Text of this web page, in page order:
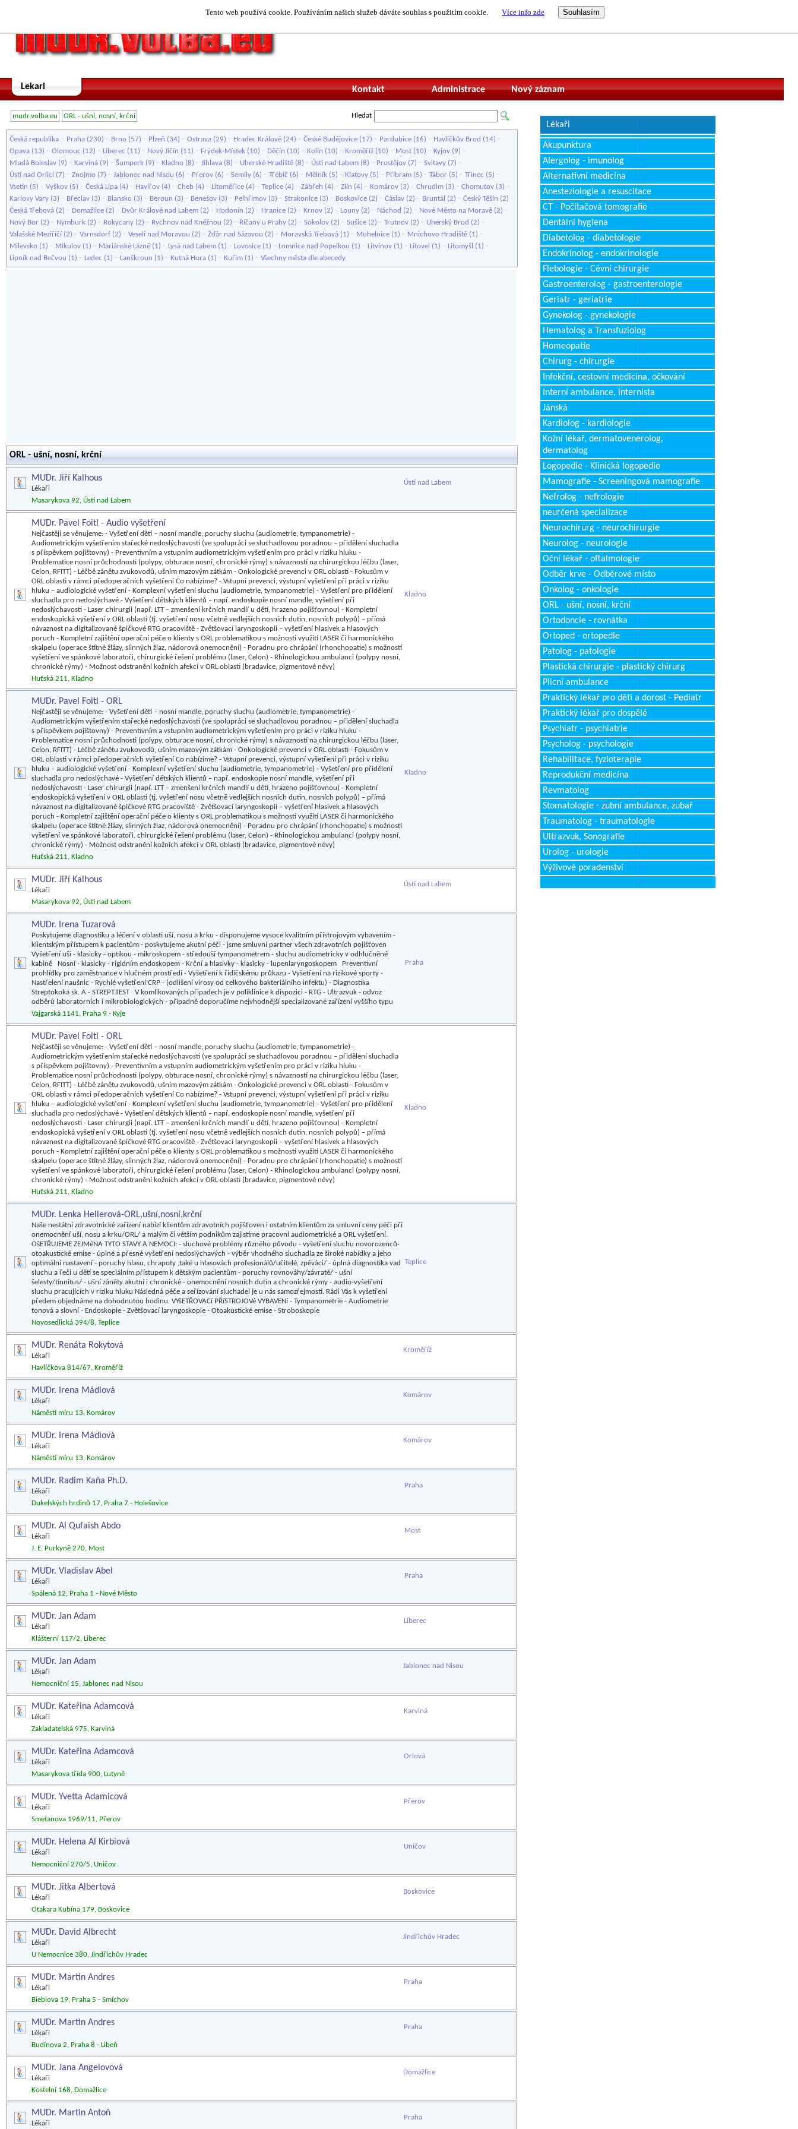
Tento web používá cookie. Používáním našich služeb dáváte souhlas s použitím cookie. Více info zde
Lekari Nový záznam
Administrace
Kontakt
mudr.volba.eu ORL - ušní, nosní, krční Hledat
Česká republika - Praha (230) - Brno (57) - Plzeň (34) - Ostrava (29) - Hradec Králové (24) - České Budějovice (17) - Pardubice (16) - Havlíčkův Brod (14) -
Opava (13) - Olomouc (12) - Liberec (11) - Nový Jičín (11) - Frýdek-Místek (10) - Děčín (10) - Kolín (10) - Kroměříž (10) - Most (10) - Kyjov (9) -
Mladá Boleslav (9) - Karviná (9) - Šumperk (9) - Kladno (8) - Jihlava (8) - Uherské Hradiště (8) - Ústí nad Labem (8) - Prostějov (7) - Svitavy (7) -
Ústí nad Orlicí (7) - Znojmo (7) - Jablonec nad Nisou (6) - Přerov (6) - Semily (6) - Třebíč (6) - Mělník (5) - Klatovy (5) - Příbram (5) - Tábor (5) - Třinec (5) -
Vsetín (5) - Vyškov (5) - Česká Lípa (4) - Havířov (4) - Cheb (4) - Litoměřice (4) - Teplice (4) - Zábřeh (4) - Zlín (4) - Komárov (3) - Chrudim (3) - Chomutov (3) -
Karlovy Vary (3) - Břeclav (3) - Blansko (3) - Beroun (3) - Benešov (3) - Pelhřimov (3) - Strakonice (3) - Boskovice (2) - Čáslav (2) - Bruntál (2) - Český Těšín (2) -
Česká Třebová (2) - Domažlice (2) - Dvůr Králové nad Labem (2) - Hodonín (2) - Hranice (2) - Krnov (2) - Louny (2) - Náchod (2) - Nové Město na Moravě (2) -
Nový Bor (2) - Nymburk (2) - Rokycany (2) - Rychnov nad Kněžnou (2) - Říčany u Prahy (2) - Sokolov (2) - Sušice (2) - Trutnov (2) - Uherský Brod (2) -
Valašské Meziříčí (2) - Varnsdorf (2) - Veselí nad Moravou (2) - Žďár nad Sázavou (2) - Moravská Třebová (1) - Mohelnice (1) - Mnichovo Hradiště (1) -
Milevsko (1) - Mikulov (1) - Mariánské Lázně (1) - Lysá nad Labem (1) - Lovosice (1) - Lomnice nad Popelkou (1) - Litvínov (1) - Litovel (1) - Litomyšl (1) -
Lipník nad Bečvou (1) - Ledec (1) - Lanškroun (1) - Kutná Hora (1) - Kuřim (1) - Všechny města dle abecedy
ORL - ušní, nosní, krční
MUDr. Jiří Kalhous
Lékaři
Ústí nad Labem
Masarykova 92, Ústí nad Labem
MUDr. Pavel Foitl - Audio vyšetření
Nejčastěji se věnujeme: - Vyšetření dětí – nosní mandle, poruchy sluchu (audiometrie, tympanometrie) -
Audiometrickým vyšetřením stařecké nedoslýchavosti (ve spolupráci se sluchadlovou poradnou – přidělení sluchadla
s příspěvkem pojištovny) - Preventivním a vstupním audiometrickým vyšetřením pro práci v riziku hluku -
Problematice nosní průchodnosti (polypy, obturace nosní, chronické rýmy) s návazností na chirurgickou léčbu (laser,
Celon, RFITT) - Léčbě zánětu zvukovodů, ušním mazovým zátkám - Onkologické prevenci v ORL oblasti - Fokusům v
ORL oblasti v rámci předoperačních vyšetření Co nabízíme? - Vstupní prevenci, výstupní vyšetření při práci v riziku
hluku – audiologické vyšetření - Komplexní vyšetření sluchu (audiometrie, tympanometrie) - Vyšetření pro přidělení
sluchadla pro nedoslýchavé - Vyšetření dětských klientů – např. endoskopie nosní mandle, vyšetření při
nedoslýchavosti - Laser chirurgii (např. LTT – zmenšení krčních mandlí u dětí, hrazeno pojišťovnou) - Kompletní
endoskopická vyšetření v ORL oblasti (tj. vyšetření nosu včetně vedlejších nosních dutin, nosních polypů) – přímá
návaznost na digitalizované špičkové RTG pracoviště - Zvětšovací laryngoskopii – vyšetření hlasivek a hlasových
poruch - Kompletní zajištění operační péče o klienty s ORL problematikou s možností využití LASER či harmonického
skalpelu (operace štítné žlázy, slinných žlaz, nádorová onemocnění) - Poradnu pro chrápání (rhonchopatie) s možností
vyšetření ve spánkové laboratoři, chirurgické řešení problému (laser, Celon) - Rhinologickou ambulanci (polypy nosní,
chronické rýmy) - Možnost odstranění kožních afekcí v ORL oblasti (bradavice, pigmentové névy)
Kladno
Huťská 211, Kladno
MUDr. Pavel Foitl - ORL
Nejčastěji se věnujeme: - Vyšetření dětí – nosní mandle, poruchy sluchu (audiometrie, tympanometrie) -
Audiometrickým vyšetřením stařecké nedoslýchavosti (ve spolupráci se sluchadlovou poradnou – přidělení sluchadla
s příspěvkem pojištovny) - Preventivním a vstupním audiometrickým vyšetřením pro práci v riziku hluku -
Problematice nosní průchodnosti (polypy, obturace nosní, chronické rýmy) s návazností na chirurgickou léčbu (laser,
Celon, RFITT) - Léčbě zánětu zvukovodů, ušním mazovým zátkám - Onkologické prevenci v ORL oblasti - Fokusům v
ORL oblasti v rámci předoperačních vyšetření Co nabízíme? - Vstupní prevenci, výstupní vyšetření při práci v riziku
hluku – audiologické vyšetření - Komplexní vyšetření sluchu (audiometrie, tympanometrie) - Vyšetření pro přidělení
sluchadla pro nedoslýchavé - Vyšetření dětských klientů – např. endoskopie nosní mandle, vyšetření při
nedoslýchavosti - Laser chirurgii (např. LTT – zmenšení krčních mandlí u dětí, hrazeno pojišťovnou) - Kompletní
endoskopická vyšetření v ORL oblasti (tj. vyšetření nosu včetně vedlejších nosních dutin, nosních polypů) – přímá
návaznost na digitalizované špičkové RTG pracoviště - Zvětšovací laryngoskopii – vyšetření hlasivek a hlasových
poruch - Kompletní zajištění operační péče o klienty s ORL problematikou s možností využití LASER či harmonického
skalpelu (operace štítné žlázy, slinných žlaz, nádorová onemocnění) - Poradnu pro chrápání (rhonchopatie) s možností
vyšetření ve spánkové laboratoři, chirurgické řešení problému (laser, Celon) - Rhinologickou ambulanci (polypy nosní,
chronické rýmy) - Možnost odstranění kožních afekcí v ORL oblasti (bradavice, pigmentové névy)
Kladno
Huťská 211, Kladno
MUDr. Jiří Kalhous
Lékaři
Ústí nad Labem
Masarykova 92, Ústí nad Labem
MUDr. Irena Tuzarová
Poskytujeme diagnostiku a léčení v oblasti uší, nosu a krku - disponujeme vysoce kvalitním přístrojovým vybavením -
klientským přístupem k pacientům - poskytujeme akutní péči - jsme smluvní partner všech zdravotních pojišťoven
Vyšetření uší - klasicky - optikou - mikroskopem - středouší tympanometrem - sluchu audiometricky v odhlučněné
kabině Nosní - klasicky - rigidním endoskopem - Krční a hlasivky - klasicky - lupenlaryngoskopem Preventivní
prohlídky pro zaměstnance v hlučném prostředí - Vyšetření k řidičskému průkazu - Vyšetření na rizikové sporty -
Nastřelení naušnic - Rychlé vyšetření CRP - (odlišení virosy od celkového bakteriálního infektu) - Diagnostika
Streptokoka sk. A - STREPT.TEST V komlikovaných připadech je v poliklinice k dispozici - RTG - Ultrazvuk - odvoz
odběrů laboratorních i mikrobiologických - připadně doporučíme nejvhodnější specializované zařízení vyššího typu
Praha
Vajgarská 1141, Praha 9 - Kyje
MUDr. Pavel Foitl - ORL
Nejčastěji se věnujeme: - Vyšetření dětí – nosní mandle, poruchy sluchu (audiometrie, tympanometrie) -
Audiometrickým vyšetřením stařecké nedoslýchavosti (ve spolupráci se sluchadlovou poradnou – přidělení sluchadla
s příspěvkem pojištovny) - Preventivním a vstupním audiometrickým vyšetřením pro práci v riziku hluku -
Problematice nosní průchodnosti (polypy, obturace nosní, chronické rýmy) s návazností na chirurgickou léčbu (laser,
Celon, RFITT) - Léčbě zánětu zvukovodů, ušním mazovým zátkám - Onkologické prevenci v ORL oblasti - Fokusům v
ORL oblasti v rámci předoperačních vyšetření Co nabízíme? - Vstupní prevenci, výstupní vyšetření při práci v riziku
hluku – audiologické vyšetření - Komplexní vyšetření sluchu (audiometrie, tympanometrie) - Vyšetření pro přidělení
sluchadla pro nedoslýchavé - Vyšetření dětských klientů – např. endoskopie nosní mandle, vyšetření při
nedoslýchavosti - Laser chirurgii (např. LTT – zmenšení krčních mandlí u dětí, hrazeno pojišťovnou) - Kompletní
endoskopická vyšetření v ORL oblasti (tj. vyšetření nosu včetně vedlejších nosních dutin, nosních polypů) – přímá
návaznost na digitalizované špičkové RTG pracoviště - Zvětšovací laryngoskopii – vyšetření hlasivek a hlasových
poruch - Kompletní zajištění operační péče o klienty s ORL problematikou s možností využití LASER či harmonického
skalpelu (operace štítné žlázy, slinných žlaz, nádorová onemocnění) - Poradnu pro chrápání (rhonchopatie) s možností
vyšetření ve spánkové laboratoři, chirurgické řešení problému (laser, Celon) - Rhinologickou ambulanci (polypy nosní,
chronické rýmy) - Možnost odstranění kožních afekcí v ORL oblasti (bradavice, pigmentové névy)
Kladno
Huťská 211, Kladno
MUDr. Lenka Hellerová-ORL,ušní,nosní,krční
Naše nestátní zdravotnické zařízení nabízí klientům zdravotních pojišťoven i ostatním klientům za smluvní ceny péči při
onemocnění uší, nosu a krku/ORL/ a malým či větším podnikům zajistíme pracovní audiometrické a ORL vyšetření.
OšETŘUJEME ZEJMéNA TYTO STAVY A NEMOCI: - sluchové problémy různého původu - vyšetření sluchu novorozenců-
otoakustické emise - úplné a přesné vyšetření nedoslýchavých - výběr vhodného sluchadla ze široké nabídky a jeho
optimální nastavení - poruchy hlasu, chrapoty ,také u hlasovách profesionálů/učitelé, zpěváci/ - úplná diagnostika vad
sluchu a řeči u dětí se speciálním přístupem k dětským pacientům - poruchy rovnováhy/závratě/ - ušní
šelesty/tinnitus/ - ušní záněty akutní i chronické - onemocnění nosních dutin a chronické rýmy - audio-vyšetření
sluchu pracujících v riziku hluku Následná péče a seřízování sluchadel je u nás samozřejmostí. Rádi Vás k vyšetření
předem objednáme na dohodnutou hodinu. VYšETŘOVACí PŘíSTROJOVé VYBAVENí - Tympanometrie - Audiometrie
tonová a slovní - Endoskopie - Zvětšovací laryngoskopie - Otoakustické emise - Stroboskopie
Teplice
Novosedlická 394/8, Teplice
MUDr. Renáta Rokytová
Lékaři
Kroměříž
Havlíčkova 814/67, Kroměříž
MUDr. Irena Mádlová
Lékaři
Komárov
Náměstí míru 13, Komárov
MUDr. Irena Mádlová
Lékaři
Komárov
Náměstí míru 13, Komárov
MUDr. Radim Kaňa Ph.D.
Lékaři
Praha
Dukelských hrdinů 17, Praha 7 - Holešovice
MUDr. Al Qufaish Abdo
Lékaři
Most
J. E. Purkyně 270, Most
MUDr. Vladislav Abel
Lékaři
Praha
Spálená 12, Praha 1 - Nové Město
MUDr. Jan Adam
Lékaři
Liberec
Klášterní 117/2, Liberec
MUDr. Jan Adam
Lékaři
Jablonec nad Nisou
Nemocniční 15, Jablonec nad Nisou
MUDr. Kateřina Adamcová
Lékaři
Karviná
Zakladatelská 975, Karviná
MUDr. Kateřina Adamcová
Lékaři
Orlová
Masarykova třída 900, Lutyně
MUDr. Yvetta Adamicová
Lékaři
Přerov
Smetanova 1969/11, Přerov
MUDr. Helena Al Kirbiová
Lékaři
Uničov
Nemocniční 270/5, Uničov
MUDr. Jitka Albertová
Lékaři
Boskovice
Otakara Kubína 179, Boskovice
MUDr. David Albrecht
Lékaři
Jindřichův Hradec
U Nemocnice 380, Jindřichův Hradec
MUDr. Martin Andres
Lékaři
Praha
Bieblova 19, Praha 5 - Smíchov
MUDr. Martin Andres
Lékaři
Praha
Budínova 2, Praha 8 - Libeň
MUDr. Jana Angelovová
Lékaři
Domažlice
Kostelní 168, Domažlice
MUDr. Martin Antoň
Lékaři
Praha
Lékaři
Akupunktura
Alergolog - imunolog
Alternativní medicína
Anesteziologie a resuscitace
CT - Počítačová tomografie
Dentální hygiena
Diabetolog - diabetologie
Endokrinolog - endokrinologie
Flebologie - Cévní chirurgie
Gastroenterolog - gastroenterologie
Geriatr - geriatrie
Gynekolog - gynekologie
Hematolog a Transfuziolog
Homeopatie
Chirurg - chirurgie
Infekční, cestovní medicína, očkování
Interní ambulance, internista
Jánská
Kardiolog - kardiologie
Kožní lékař, dermatovenerolog,
dermatolog
Logopedie - Klinická logopedie
Mamografie - Screeningová mamografie
Nefrolog - nefrologie
neurčená specializace
Neurochirurg - neurochirurgie
Neurolog - neurologie
Oční lékař - oftalmologie
Odběr krve - Odběrové místo
Onkolog - onkologie
ORL - ušní, nosní, krční
Ortodoncie - rovnátka
Ortoped - ortopedie
Patolog - patologie
Plastická chirurgie - plastický chirurg
Plicní ambulance
Praktický lékař pro děti a dorost - Pediatr
Praktický lékař pro dospělé
Psychiatr - psychiatrie
Psycholog - psychologie
Rehabilitace, fyzioterapie
Reprodukční medicína
Revmatolog
Stomatologie - zubní ambulance, zubař
Traumatolog - traumatologie
Ultrazvuk, Sonografie
Urolog - urologie
Výživové poradenství